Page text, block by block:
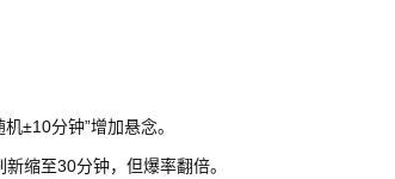
±10分钟”增加悬念。
缩至30分钟，但爆率翻倍。